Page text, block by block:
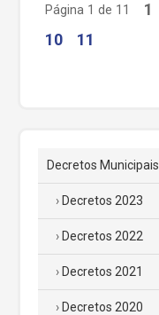
Página 1 de 11 1
10
11
Decretos Municipais
Decretos 2023
Decretos 2022
Decretos 2021
Decretos 2020